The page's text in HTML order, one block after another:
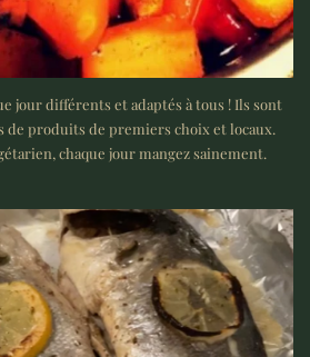
jour différents et adaptés à tous ! Ils sont
de produits de premiers choix et locaux.
chaque jour mangez sainement.